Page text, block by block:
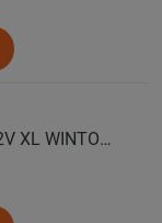
DAVANTI Автошина 245/45 R19 102V XL WINTOURA+ зима